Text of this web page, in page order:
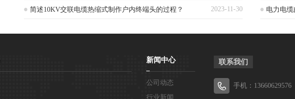
2023-11-30
简述10KV交联电缆热缩式制作户内终端头的过程？ 电力电
新闻中心
公司动态
行业新闻
联系我们
手机：13660629576